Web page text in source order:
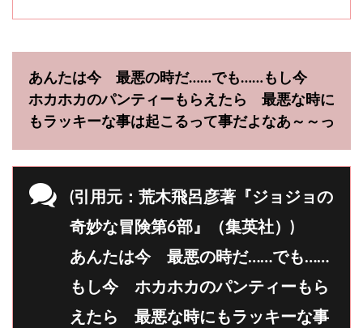
あんたは今 最悪の時だ……でも……もし今
ホカホカのパンティーもらえたら 最悪な時に
もラッキーな事は起こるって事だよなあ～～っ
(引用元：荒木飛呂彦著『ジョジョの
奇妙な冒険第6部』（集英社）)
あんたは今 最悪の時だ……でも……
もし今 ホカホカのパンティーもら
えたら 最悪な時にもラッキーな事